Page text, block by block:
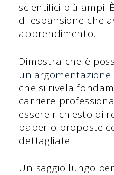
scientifici più ampi.
di espansione che
apprendimento.
Dimostra che è
un'argomentazione
che si rivela
carriere
essere richiesto di
paper o proposte
dettagliate.
Un saggio lungo